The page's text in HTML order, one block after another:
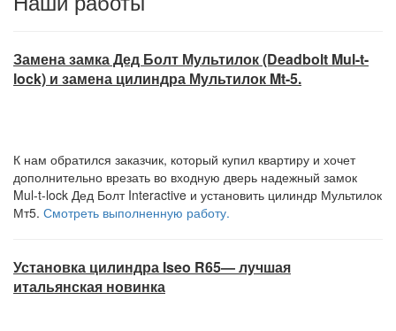
Замена замка Дед Болт Мультилок (Deadbolt Mul-t-
lock) и замена цилиндра Мультилок Mt-5.
К нам обратился заказчик, который купил квартиру и хочет
дополнительно врезать во входную дверь надежный замок
Mul-t-lock Дед Болт Interactive и установить цилиндр Мультилок
Мт5. Смотреть выполненную работу.
Установка цилиндра Iseo R65— лучшая
итальянская новинка